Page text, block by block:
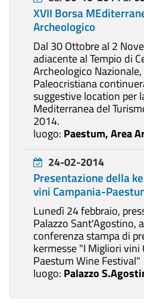
XVII Borsa
Archeologico
Dal 30 Ottobre al 2
adiacente al Tempio di
Archeologico
Paleocristiana
suggestive location per
Mediterranea del
2014.
luogo: Paestum, Area
24-02-2014
Presentazione della
vini Campania-
Lunedì 24 febbraio,
Palazzo Sant'Agostino,
conferenza stampa di
kermesse "I Migliori vini
Paestum Wine Festival"
luogo: Palazzo